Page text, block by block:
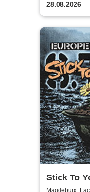
28.08.2026
Stick To
Magdeburg,